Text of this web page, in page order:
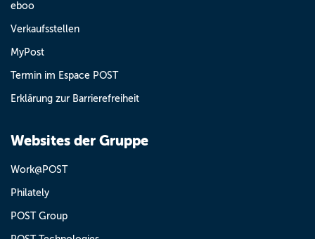
eboo
Verkaufsstellen
MyPost
Termin im Espace POST
Erklärung zur Barrierefreiheit
Websites der Gruppe
Work@POST
Philately
POST Group